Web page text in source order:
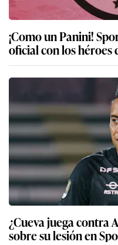
¡Como un Panini!
oficial con los héroes
¿Cueva juega contra
sobre su lesión en